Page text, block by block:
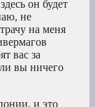
он будет
не
на меня
вас за
вы ничего
и это